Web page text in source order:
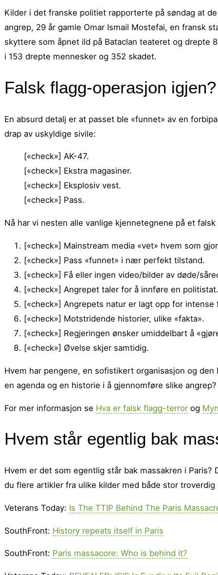
Kilder i det franske politiet rapporterte på søndag at
angrep, 29 år gamle Omar Ismail Mostefai, en fransk
skyttere som åpnet ild på Bataclan teateret og drepte
i 153 drepte mennesker og 352 skadet.
Falsk flagg-operasjon igjen?
En absurd detalj er at passet ble «funnet» av en
drap av uskyldige sivile:
[«check»] AK-47.
[«check»] Ekstra magasiner.
[«check»] Eksplosiv vest.
[«check»] Pass.
Nå har vi nesten alle vanlige kjennetegnene på et
[«check»] Mainstream media «vet» hvem som
[«check»] Pass «funnet» i nær perfekt tilstand.
[«check»] Få eller ingen video/bilder av døde/
[«check»] Angrepet taler for å innføre en politistat.
[«check»] Angrepets natur er lagt opp for intense
[«check»] Motstridende historier, ulike «fakta».
[«check»] Regjeringen ønsker umiddelbart å
[«check»] Øvelse skjer samtidig.
Hvem har pengene, en sofistikert organisasjon og
en agenda og en historie i å gjennomføre slike
For mer informasjon se Hva er falsk flagg-terror og
Hvem står egentlig bak
Hvem er det som egentlig står bak massakren i
du flere artikler fra ulike kilder med både stor
Veterans Today: Is The TTIP Behind The Paris
SouthFront: History repeats itself in Paris
SouthFront: Paris massacore: Who is behind it?